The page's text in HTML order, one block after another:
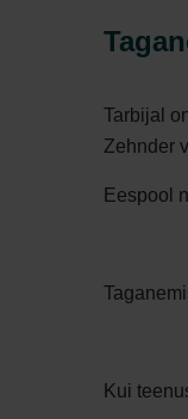
Tarbijal
Zehnder
Eespool
Kui